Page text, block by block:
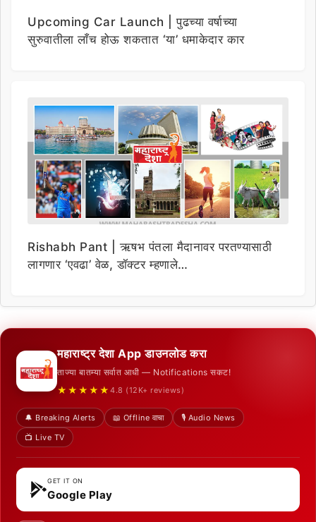
Upcoming Car Launch | पुढच्या वर्षाच्या
सुरुवातीला लाँच होऊ शकतात ‘या’ धमाकेदार कार
Rishabh Pant | ऋषभ पंतला मैदानावर परतण्यासाठी
लागणार ‘एवढा’ वेळ, डॉक्टर म्हणाले…
महाराष्ट्र देशा App डाउनलोड करा
ताज्या बातम्या सर्वात आधी — Notifications सकट!
★★★★★ 4.8 (12K+ reviews)
🔔 Breaking Alerts 📖 Offline वाचा
🎙️ Audio News
📺 Live TV
GET IT ON
Google Play